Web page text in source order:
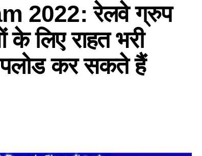
2022: रेलवे ग्रुप
के लिए राहत भरी
कर सकते हैं